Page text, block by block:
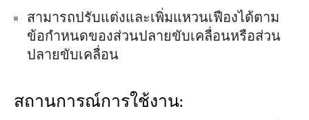
สามารถปรับแต่งและเพิ่มแหวนเฟืองได้ตาม
ข้อกำหนดของส่วนปลายขับเคลื่อนหรือส่วน
ปลายขับเคลื่อน
สถานการณ์การใช้งาน: